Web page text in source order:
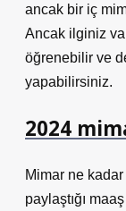
ancak bir iç
Ancak ilginiz
öğrenebilir ve
yapabilirsiniz.
2024
Mimar ne
paylaştığı